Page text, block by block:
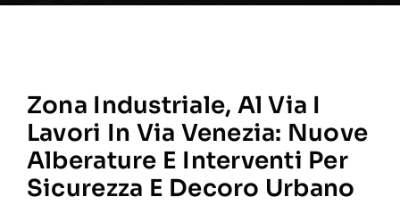
Zona Industriale, Al Via I
Lavori In Via Venezia: Nuove
Alberature E Interventi Per
Sicurezza E Decoro Urbano